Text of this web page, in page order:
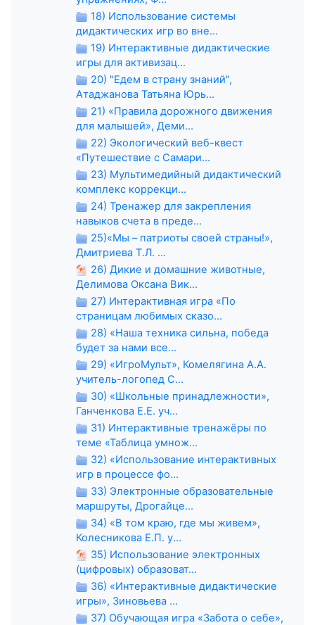
18) Использование системы
дидактических игр во вне...
19) Интерактивные дидактические
игры для активизац...
20) "Едем в страну знаний",
Атаджанова Татьяна Юрь...
21) «Правила дорожного движения
для малышей», Деми...
22) Экологический веб-квест
«Путешествие с Самари...
23) Мультимедийный дидактический
комплекс коррекци...
24) Тренажер для закрепления
навыков счета в преде...
25)«Мы – патриоты своей страны!»,
Дмитриева Т.Л. ...
26) Дикие и домашние животные,
Делимова Оксана Вик...
27) Интерактивная игра «По
страницам любимых сказо...
28) «Наша техника сильна, победа
будет за нами все...
29) «ИгроМульт», Комелягина А.А.
учитель-логопед С...
30) «Школьные принадлежности»,
Ганченкова Е.Е. уч...
31) Интерактивные тренажёры по
теме «Таблица умнож...
32) «Использование интерактивных
игр в процессе фо...
33) Электронные образовательные
маршруты, Дрогайце...
34) «В том краю, где мы живем»,
Колесникова Е.П. у...
35) Использование электронных
(цифровых) образоват...
36) «Интерактивные дидактические
игры», Зиновьева ...
37) Обучающая игра «Забота о себе»,